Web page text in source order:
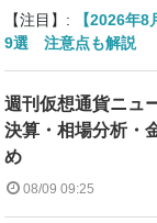
【注目】:
【2026年
9選 注意点も解説
週刊仮想通貨ニュ
決算・相場分析・
め
08/09 09:25